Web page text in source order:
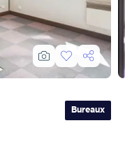
Bureaux